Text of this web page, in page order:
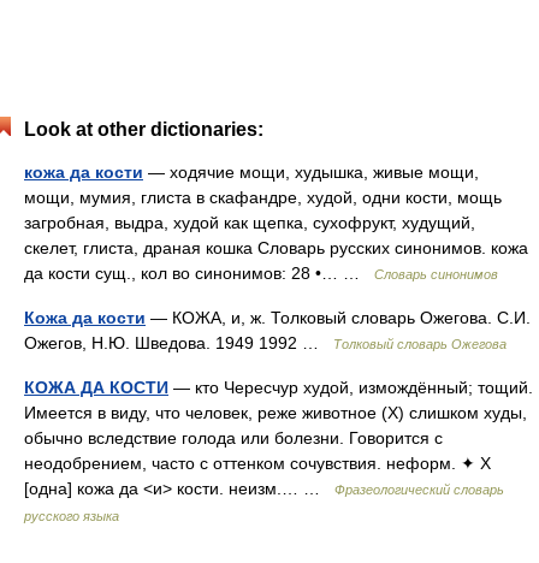
Look at other dictionaries:
кожа да кости — ходячие мощи, худышка, живые мощи,
мощи, мумия, глиста в скафандре, худой, одни кости, мощь
загробная, выдра, худой как щепка, сухофрукт, худущий,
скелет, глиста, драная кошка Словарь русских синонимов. кожа
да кости сущ., кол во синонимов: 28 •… …
Словарь синонимов
Кожа да кости — КОЖА, и, ж. Толковый словарь Ожегова. С.И.
Ожегов, Н.Ю. Шведова. 1949 1992 …
Толковый словарь Ожегова
КОЖА ДА КОСТИ — кто Чересчур худой, измождённый; тощий.
Имеется в виду, что человек, реже животное (Х) слишком худы,
обычно вследствие голода или болезни. Говорится с
неодобрением, часто с оттенком сочувствия. неформ. ✦ Х
[одна] кожа да <и> кости. неизм.… …
Фразеологический словарь
русского языка